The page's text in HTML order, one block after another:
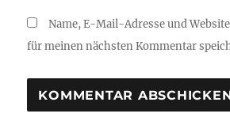
Name, E-Mail-Adresse und
für meinen nächsten Kommentar